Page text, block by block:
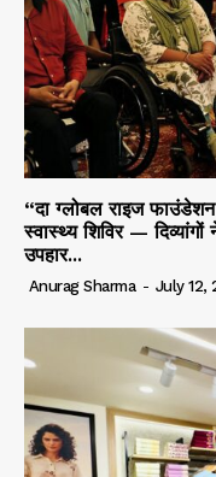
“दा ग्लोबल राइज
स्वास्थ्य शिविर —
उपहार...
Anurag Sharma - July 12,